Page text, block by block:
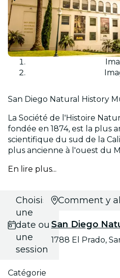
San Diego Natural History
La Société de l'Histoire
fondée en 1874, est la plus
scientifique du sud de la
plus ancienne à l'ouest du
En lire plus...
Choisis
une
date ou
une
session
Catégorie
Comment y
San Diego
1788 El Prado,